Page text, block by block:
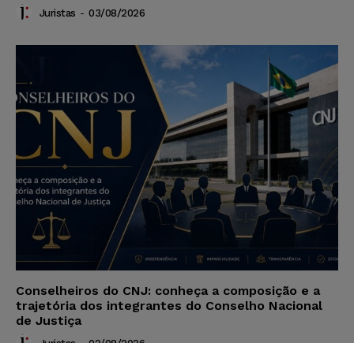
Juristas - 03/08/2026
Conselheiros do CNJ: conheça a composição e a
trajetória dos integrantes do Conselho Nacional
de Justiça